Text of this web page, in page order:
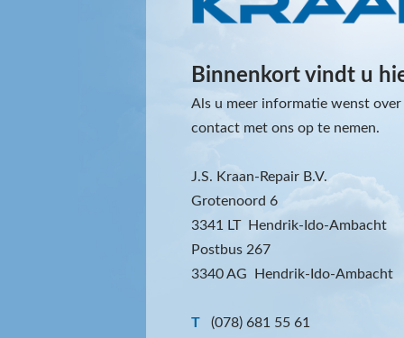
Binnenkort vindt u
Als u meer informatie wenst
contact met ons op te nemen.
J.S. Kraan-Repair B.V.
Grotenoord 6
3341 LT Hendrik-Ido-Ambacht
Postbus 267
3340 AG Hendrik-Ido-Ambacht
T
(078) 681 55 61